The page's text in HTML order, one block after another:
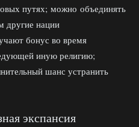
путях; можно объединять
другие нации
бонус во время
иную религию;
шанс устранить
экспансия